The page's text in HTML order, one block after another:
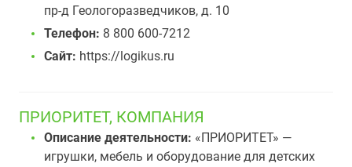
пр-д Геологоразведчиков, д. 10
Телефон: 8 800 600-7212
Сайт: https://logikus.ru
ПРИОРИТЕТ, КОМПАНИЯ
Описание деятельности: «ПРИОРИТЕТ» —
игрушки, мебель и оборудование для детских